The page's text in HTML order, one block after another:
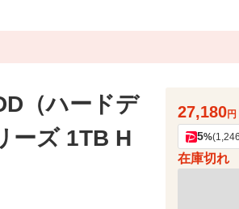
（ハードデ
ーズ 1TB H
27,180円
5%
在庫切れ